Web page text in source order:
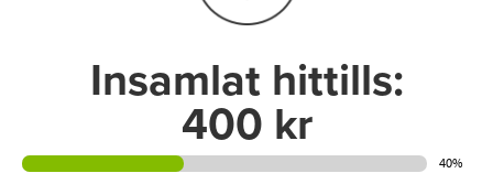
n
Insamlat hittills:
400 kr
40%